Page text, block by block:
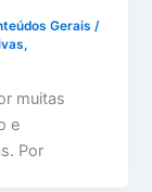
Gerais /
,
muitas
e
Por